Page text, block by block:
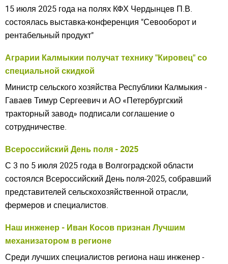
15 июля 2025 года на полях КФХ Чердынцев П.В.
состоялась выставка-конференция "Севооборот и
рентабельный продукт"
Аграрии Калмыкии получат технику "Кировец" со
специальной скидкой
Министр сельского хозяйства Республики Калмыкия -
Гаваев Тимур Сергеевич и АО «Петербургский
тракторный завод» подписали соглашение о
сотрудничестве.
Всероссийский День поля - 2025
С 3 по 5 июля 2025 года в Волгоградской области
состоялся Всероссийский День поля-2025, собравший
представителей сельскохозяйственной отрасли,
фермеров и специалистов.
Наш инженер - Иван Косов признан Лучшим
механизатором в регионе
Среди лучших специалистов региона наш инженер -